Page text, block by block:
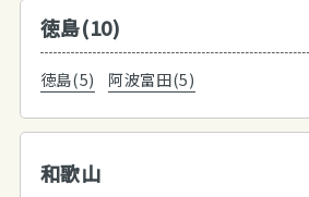
徳島(10)
徳島(5) 阿波富田(5)
和歌山